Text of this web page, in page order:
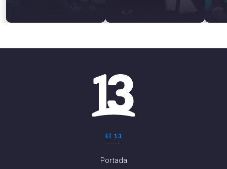
El 13
Portada